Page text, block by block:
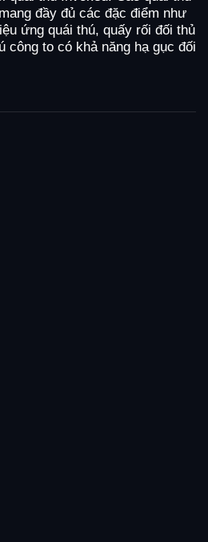
đầy đủ các đặc điểm như
ứng quái thú, quấy rối đối thủ
công to có khả năng hạ gục đối